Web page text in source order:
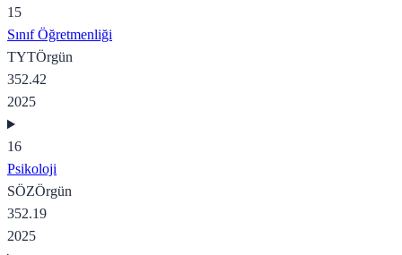
15
Sınıf Öğretmenliği
TYTÖrgün
352.42
2025
16
Psikoloji
SÖZÖrgün
352.19
2025